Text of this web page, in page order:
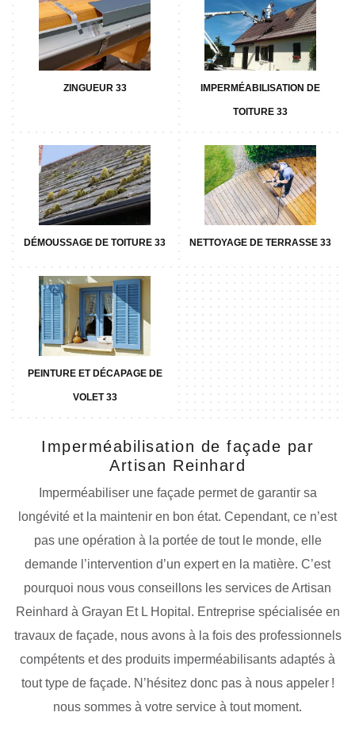
ZINGUEUR 33 IMPERMÉABILISATION DE
TOITURE 33
DÉMOUSSAGE DE TOITURE 33 NETTOYAGE DE TERRASSE 33
PEINTURE ET DÉCAPAGE DE
VOLET 33
Imperméabilisation de façade par
Artisan Reinhard
Imperméabiliser une façade permet de garantir sa
longévité et la maintenir en bon état. Cependant, ce n’est
pas une opération à la portée de tout le monde, elle
demande l’intervention d’un expert en la matière. C’est
pourquoi nous vous conseillons les services de Artisan
Reinhard à Grayan Et L Hopital. Entreprise spécialisée en
travaux de façade, nous avons à la fois des professionnels
compétents et des produits imperméabilisants adaptés à
tout type de façade. N’hésitez donc pas à nous appeler !
nous sommes à votre service à tout moment.